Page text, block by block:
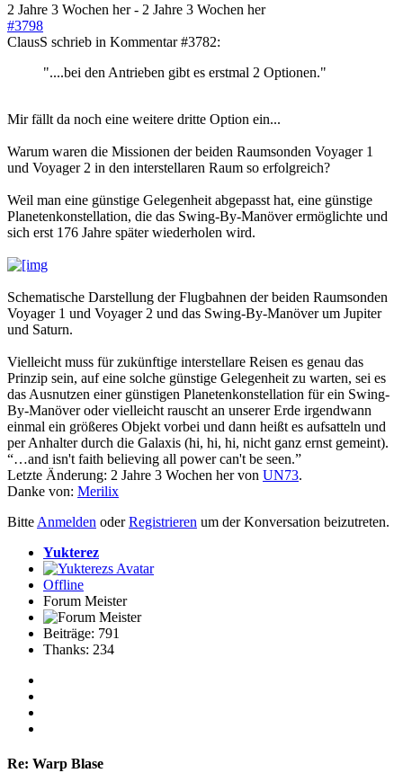
2 Jahre 3 Wochen her- 2 Jahre 3 Wochen her
#3798
ClausS schrieb in Kommentar #3782:
"....bei den Antrieben gibt es erstmal 2 Optionen."
Mir fällt da noch eine weitere dritte Option ein...
Warum waren die Missionen der beiden Raumsonden Voyager 1
und Voyager 2 in den interstellaren Raum so erfolgreich?
Weil man eine günstige Gelegenheit abgepasst hat, eine günstige
Planetenkonstellation, die das Swing-By-Manöver ermöglichte und
sich erst 176 Jahre später wiederholen wird.
Schematische Darstellung der Flugbahnen der beiden Raumsonden
Voyager 1 und Voyager 2 und das Swing-By-Manöver um Jupiter
und Saturn.
Vielleicht muss für zukünftige interstellare Reisen es genau das
Prinzip sein, auf eine solche günstige Gelegenheit zu warten, sei es
das Ausnutzen einer günstigen Planetenkonstellation für ein Swing-
By-Manöver oder vielleicht rauscht an unserer Erde irgendwann
einmal ein größeres Objekt vorbei und dann heißt es aufsatteln und
per Anhalter durch die Galaxis (hi, hi, hi, nicht ganz ernst gemeint).
“…and isn't faith believing all power can't be seen.”
Letzte Änderung: 2 Jahre 3 Wochen her von UN73.
Danke von: Merilix
Bitte Anmelden oderRegistrieren um der Konversation beizutreten.
Yukterez
Offline
Forum Meister
Beiträge: 791
Thanks: 234
Re: Warp Blase